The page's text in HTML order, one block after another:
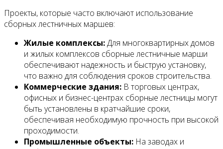
Проекты, которые часто включают использование
сборных лестничных маршев:
Жилые комплексы:Для многоквартирных домов
и жилых комплексов сборные лестничные марши
обеспечивают надежность и быструю установку,
что важно для соблюдения сроков строительства.
Коммерческие здания: В торговых центрах,
офисных и бизнес-центрах сборные лестницы могут
быть установлены в кратчайшие сроки,
обеспечивая необходимую прочность при высокой
проходимости.
Промышленные объекты: На заводах и